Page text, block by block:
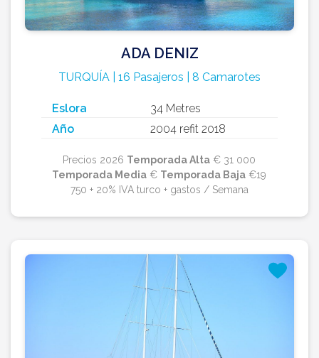
ADA DENIZ
TURQUÍA | 16 Pasajeros | 8 Camarotes
Eslora
34 Metres
Año
2004 refit 2018
Precios 2026 Temporada Alta € 31 000
Temporada Media € Temporada Baja €19
750 + 20% IVA turco + gastos / Semana